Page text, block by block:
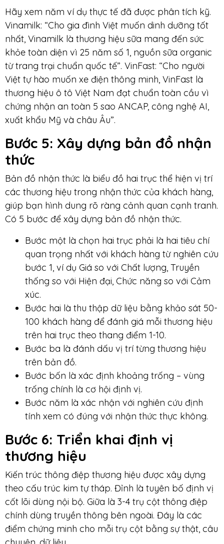
Hãy xem năm ví dụ thực tế đã được phân tích kỹ.
Vinamilk: “Cho gia đình Việt muốn dinh dưỡng tốt
nhất, Vinamilk là thương hiệu sữa mang đến sức
khỏe toàn diện vì 25 năm số 1, nguồn sữa organic
từ trang trại chuẩn quốc tế”. VinFast: “Cho người
Việt tự hào muốn xe điện thông minh, VinFast là
thương hiệu ô tô Việt Nam đạt chuẩn toàn cầu vì
chứng nhận an toàn 5 sao ANCAP, công nghệ AI,
xuất khẩu Mỹ và châu Âu”.
Bước 5: Xây dựng bản đồ nhận
thức
Bản đồ nhận thức là biểu đồ hai trục thể hiện vị trí
các thương hiệu trong nhận thức của khách hàng,
giúp bạn hình dung rõ ràng cảnh quan cạnh tranh.
Có 5 bước để xây dựng bản đồ nhận thức.
Bước một là chọn hai trục phải là hai tiêu chí
quan trọng nhất với khách hàng từ nghiên cứu
bước 1, ví dụ Giá so với Chất lượng, Truyền
thống so với Hiện đại, Chức năng so với Cảm
xúc.
Bước hai là thu thập dữ liệu bằng khảo sát 50-
100 khách hàng để đánh giá mỗi thương hiệu
trên hai trục theo thang điểm 1-10.
Bước ba là đánh dấu vị trí từng thương hiệu
trên bản đồ.
Bước bốn là xác định khoảng trống – vùng
trống chính là cơ hội định vị.
Bước năm là xác nhận với nghiên cứu định
tính xem có đúng với nhận thức thực không.
Bước 6: Triển khai định vị
thương hiệu
Kiến trúc thông điệp thương hiệu được xây dựng
theo cấu trúc kim tự tháp. Đỉnh là tuyên bố định vị
cốt lõi dùng nội bộ. Giữa là 3-4 trụ cột thông điệp
chính dùng truyền thông bên ngoài. Đáy là các
điểm chứng minh cho mỗi trụ cột bằng sự thật, câu